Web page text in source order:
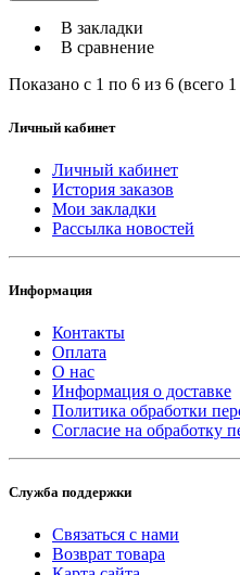
В закладки
В сравнение
Показано с 1 по 6 из 6 (всего
Личный кабинет
Личный кабинет
История заказов
Мои закладки
Рассылка новостей
Информация
Контакты
Оплата
О нас
Информация о доставке
Политика обработки
Согласие на обработку
Служба поддержки
Связаться с нами
Возврат товара